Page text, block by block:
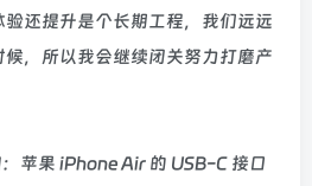
还提升是个长期工程，我们远远
，所以我会继续闭关努力打磨产
苹果 iPhone Air 的 USB-C 接口